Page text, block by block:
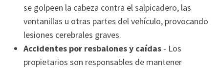
se golpeen la cabeza contra el salpicadero, las
ventanillas u otras partes del vehículo, provocando
lesiones cerebrales graves.
Accidentes por resbalones y caídas - Los
propietarios son responsables de mantener